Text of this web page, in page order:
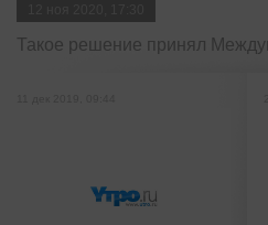
Такое решение принял